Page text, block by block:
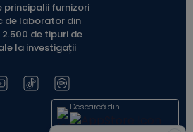
principalii furnizori
de laborator din
de tipuri de
la investigații
Descarcă din